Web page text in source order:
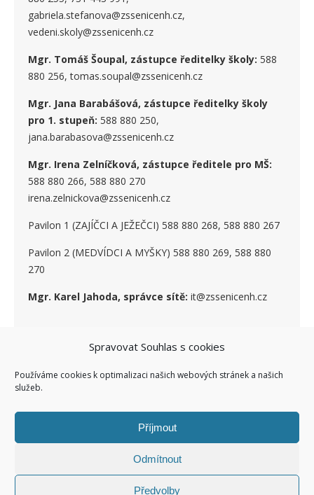
Spravovat Souhlas s cookies
Používáme cookies k optimalizaci našich webových stránek a našich
služeb.
Příjmout
Odmítnout
Předvolby
gabriela.stefanova@zssenicenh.cz,
vedeni.skoly@zssenicenh.cz
Mgr. Tomáš Šoupal, zástupce ředitelky školy: 588
880 256, tomas.soupal@zssenicenh.cz
Mgr. Jana Barabášová, zástupce ředitelky školy
pro 1. stupeň: 588 880 250,
jana.barabasova@zssenicenh.cz
Mgr. Irena Zelníčková, zástupce ředitele pro MŠ:
588 880 266, 588 880 270
irena.zelnickova@zssenicenh.cz
Pavilon 1 (ZAJÍČCI A JEŽEČCI) 588 880 268, 588 880 267
Pavilon 2 (MEDVÍDCI A MYŠKY) 588 880 269, 588 880
270
Mgr. Karel Jahoda, správce sítě: it@zssenicenh.cz
SOCIÁLNÍ SÍTĚ